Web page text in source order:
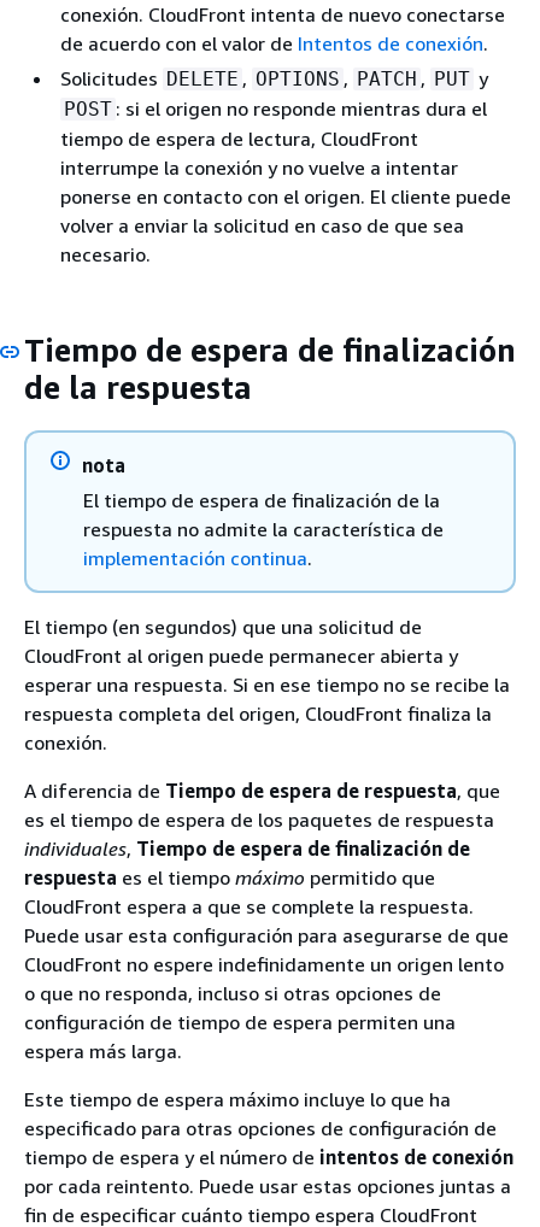
conexión. CloudFront intenta de nuevo conectarse
de acuerdo con el valor de Intentos de conexión.
Solicitudes DELETE , OPTIONS , PATCH , PUT y
POST : si el origen no responde mientras dura el
tiempo de espera de lectura, CloudFront
interrumpe la conexión y no vuelve a intentar
ponerse en contacto con el origen. El cliente puede
volver a enviar la solicitud en caso de que sea
necesario.
Tiempo de espera de finalización
de la respuesta
nota
El tiempo de espera de finalización de la
respuesta no admite la característica de
implementación continua.
El tiempo (en segundos) que una solicitud de
CloudFront al origen puede permanecer abierta y
esperar una respuesta. Si en ese tiempo no se recibe la
respuesta completa del origen, CloudFront finaliza la
conexión.
A diferencia de Tiempo de espera de respuesta, que
es el tiempo de espera de los paquetes de respuesta
individuales, Tiempo de espera de finalización de
respuesta es el tiempo máximo permitido que
CloudFront espera a que se complete la respuesta.
Puede usar esta configuración para asegurarse de que
CloudFront no espere indefinidamente un origen lento
o que no responda, incluso si otras opciones de
configuración de tiempo de espera permiten una
espera más larga.
Este tiempo de espera máximo incluye lo que ha
especificado para otras opciones de configuración de
tiempo de espera y el número de intentos de conexión
por cada reintento. Puede usar estas opciones juntas a
fin de especificar cuánto tiempo espera CloudFront